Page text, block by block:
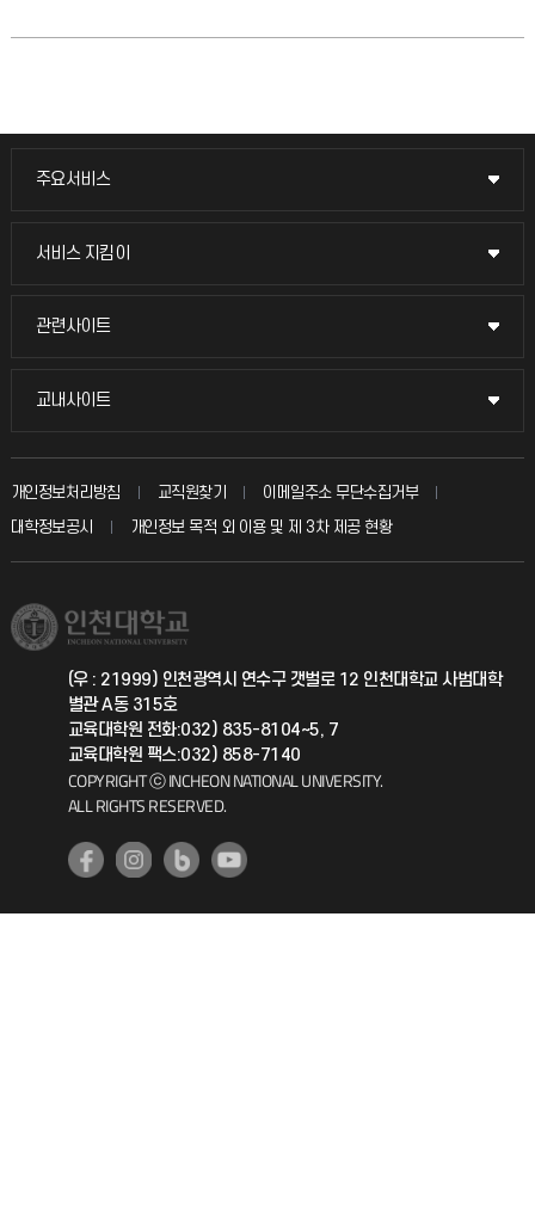
주요서비스
주요서비스
교무회의방송
입학안내
취업정보(학생)
서비스 지킴이
서비스 지킴이
묻고 답하기
칭찬마당
학생서비스 지킴이
관련사이트
관련사이트
국방헬프콜
총동문회
교내사이트
교내사이트
교수회
교육혁신본부
국제지원과
공자아카데미
기초교육원
개인정보처리방침 교직원찾기
이메일주소 무단수집거부
대학정보공시
개인정보 목적 외 이용 및 제 3차 제공 현황
(우 : 21999) 인천광역시 연수구 갯벌로 12 인천대학교 사범대학
별관 A동 315호
교육대학원 전화:032) 835-8104~5, 7
교육대학원 팩스:032) 858-7140
COPYRIGHT ⓒ INCHEON NATIONAL UNIVERSITY.
ALL RIGHTS RESERVED.